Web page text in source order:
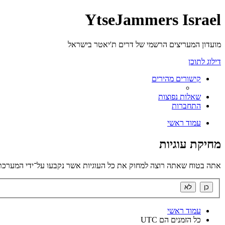
YtseJammers Israel
מועדון המעריצים הרשמי של דרים ת'יאטר בישראל
דילוג לתוכן
קישורים מהירים
שאלות נפוצות
התחברות
עמוד ראשי
מחיקת עוגיות
אתה בטוח שאתה רוצה למחוק את כל העוגיות אשר נקבעו על־ידי
עמוד ראשי
כל הזמנים הם UTC